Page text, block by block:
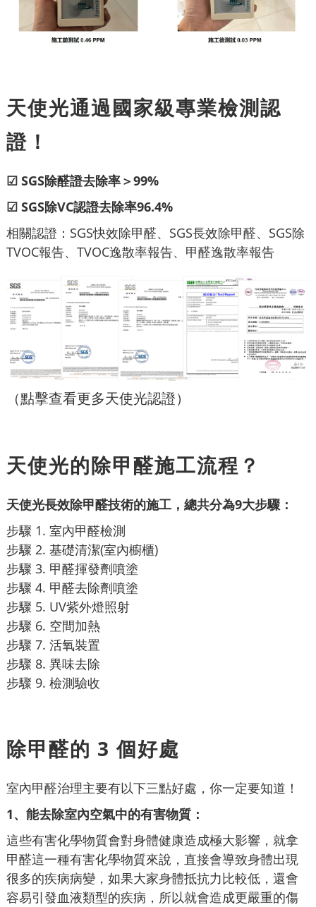
天使光通過國家級專業檢測認
證！
☑ SGS除醛證去除率＞99%
☑ SGS除VC認證去除率96.4%
相關認證：SGS快效除甲醛、SGS長效除甲醛、SGS除
TVOC報告、TVOC逸散率報告、甲醛逸散率報告
（點擊查看更多天使光認證）
天使光的除甲醛施工流程？
天使光長效除甲醛技術的施工，總共分為9大步驟：
步驟 1. 室內甲醛檢測
步驟 2. 基礎清潔(室內櫥櫃)
步驟 3. 甲醛揮發劑噴塗
步驟 4. 甲醛去除劑噴塗
步驟 5. UV紫外燈照射
步驟 6. 空間加熱
步驟 7. 活氧裝置
步驟 8. 異味去除
步驟 9. 檢測驗收
除甲醛的 3 個好處
室內甲醛治理主要有以下三點好處，你一定要知道！
1、能去除室內空氣中的有害物質：
這些有害化學物質會對身體健康造成極大影響，就拿
甲醛這一種有害化學物質來說，直接會導致身體出現
很多的疾病病變，如果大家身體抵抗力比較低，還會
容易引發血液類型的疾病，所以就會造成更嚴重的傷